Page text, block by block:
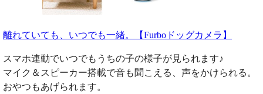
離れていても、いつでも一緒。【Furboドッグカメラ】
スマホ連動でいつでもうちの子の様子が見られます♪
マイク＆スピーカー搭載で音も聞こえる、声をかけられる。
おやつもあげられます。